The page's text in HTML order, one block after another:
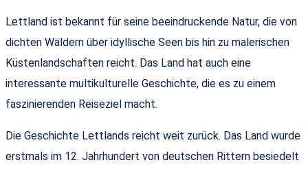
Lettland ist bekannt für seine beeindruckende Natur, die von
dichten Wäldern über idyllische Seen bis hin zu malerischen
Küstenlandschaften reicht. Das Land hat auch eine
interessante multikulturelle Geschichte, die es zu einem
faszinierenden Reiseziel macht.
Die Geschichte Lettlands reicht weit zurück. Das Land wurde
erstmals im 12. Jahrhundert von deutschen Rittern besiedelt